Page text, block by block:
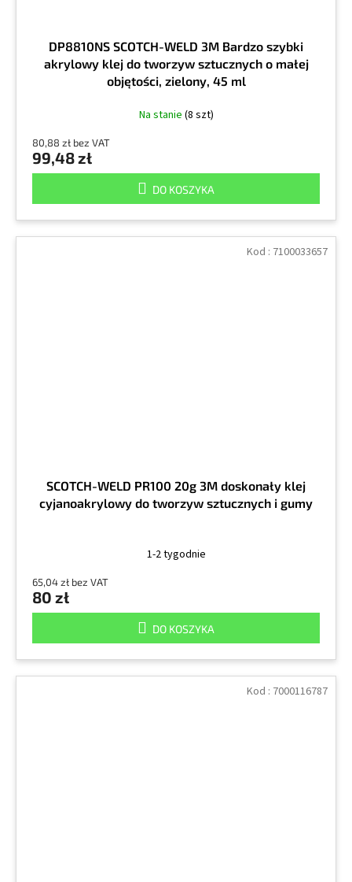
DP8810NS SCOTCH-WELD 3M Bardzo szybki
akrylowy klej do tworzyw sztucznych o małej
objętości, zielony, 45 ml
Na stanie (8 szt)
80,88 zł bez VAT
99,48 zł
DO KOSZYKA
SCOTCH-WELD PR100 20g 3M doskonały klej
cyjanoakrylowy do tworzyw sztucznych i gumy
1-2 tygodnie
65,04 zł bez VAT
80 zł
DO KOSZYKA
Kod : 7100033657
Kod : 7000116787